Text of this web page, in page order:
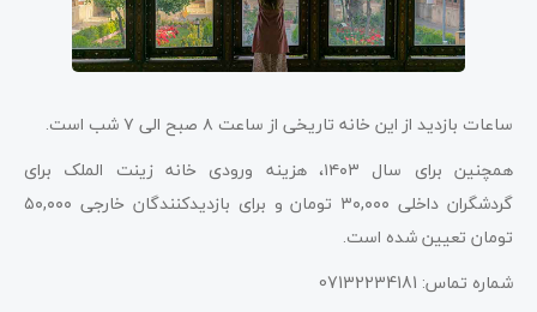
ساعات بازدید از این خانه تاریخی از ساعت ۸ صبح الی ۷ شب است.
همچنین برای سال ۱۴۰۳، هزینه ورودی خانه زینت الملک برای
گردشگران داخلی ۳۰,۰۰۰ تومان و برای بازدیدکنندگان خارجی ۵۰,۰۰۰
تومان تعیین شده است.
شماره تماس: 07132234181